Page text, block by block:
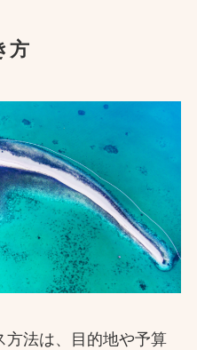
方
方法は、目的地や予算